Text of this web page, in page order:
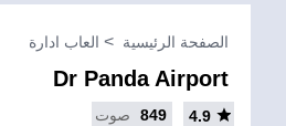
الصفحة الرئيسية العاب ادارة
Dr Panda Airport
4.9
849 صوت